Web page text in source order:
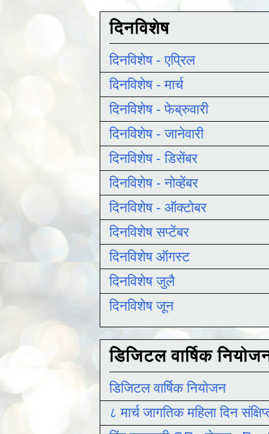
दिनविशेष
दिनविशेष - एप्रिल
दिनविशेष - मार्च
दिनविशेष - फेब्रुवारी
दिनविशेष - जानेवारी
दिनविशेष - डिसेंबर
दिनविशेष - नोव्हेंबर
दिनविशेष - ऑक्टोबर
दिनविशेष सप्टेंबर
दिनविशेष ऑगस्ट
दिनविशेष जुलै
दिनविशेष जून
डिजिटल वार्षिक
डिजिटल वार्षिक नियोजन
८ मार्च जागतिक महिला दिन